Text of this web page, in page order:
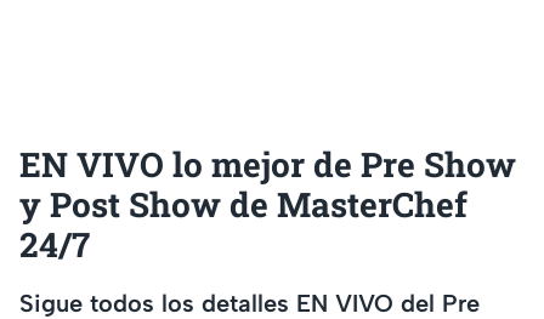
EN VIVO lo mejor de Pre Show
y Post Show de MasterChef
24/7
Sigue todos los detalles EN VIVO del Pre